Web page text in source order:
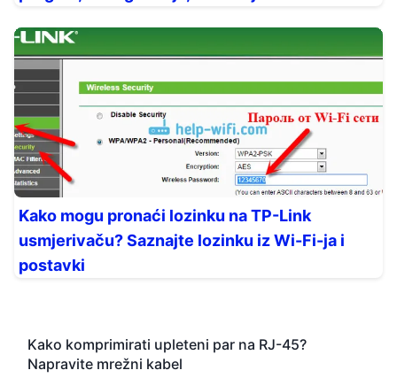
Kako mogu pronaći lozinku na TP-Link
usmjerivaču? Saznajte lozinku iz Wi-Fi-ja i
postavki
Kako komprimirati upleteni par na RJ-45?
Napravite mrežni kabel